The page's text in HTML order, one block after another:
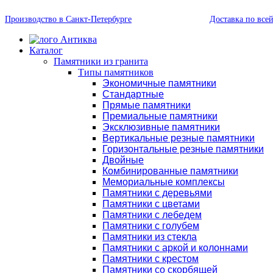
Производство в Санкт-Петербурге Доставка по
Каталог
Памятники из гранита
Типы памятников
Экономичные памятники
Стандартные
Прямые памятники
Премиальные памятники
Эксклюзивные памятники
Вертикальные резные памятники
Горизонтальные резные памятники
Двойные
Комбинированные памятники
Мемориальные комплексы
Памятники с деревьями
Памятники с цветами
Памятники с лебедем
Памятники с голубем
Памятники из стекла
Памятники с аркой и колоннами
Памятники с крестом
Памятники со скорбящей